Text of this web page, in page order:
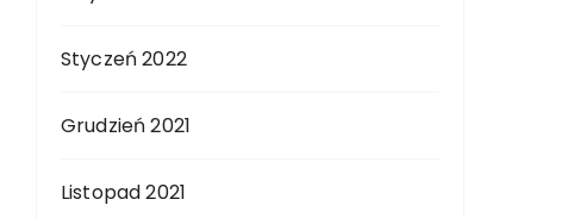
Styczeń 2022
Grudzień 2021
Listopad 2021